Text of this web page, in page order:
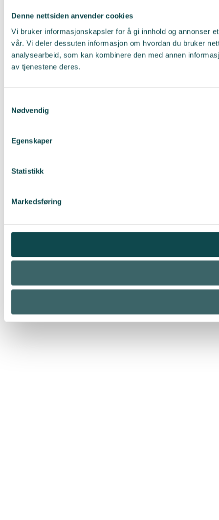
Denne nettsiden anvender cookies
Vi bruker informasjonskapsler for å gi innhold og annonser
vår. Vi deler dessuten informasjon om hvordan du bruker
analysearbeid, som kan kombinere den med annen
av tjenestene deres.
Nødvendig
Egenskaper
Statistikk
Markedsføring